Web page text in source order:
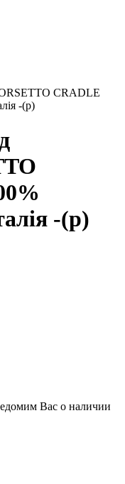
CRADLE
-(р)
-(р)
Вас о наличии